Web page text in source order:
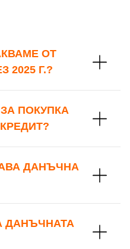
ОТ
2025 Г.?
ПОКУПКА
ДАНЪЧНА
ДАНЪЧНАТА